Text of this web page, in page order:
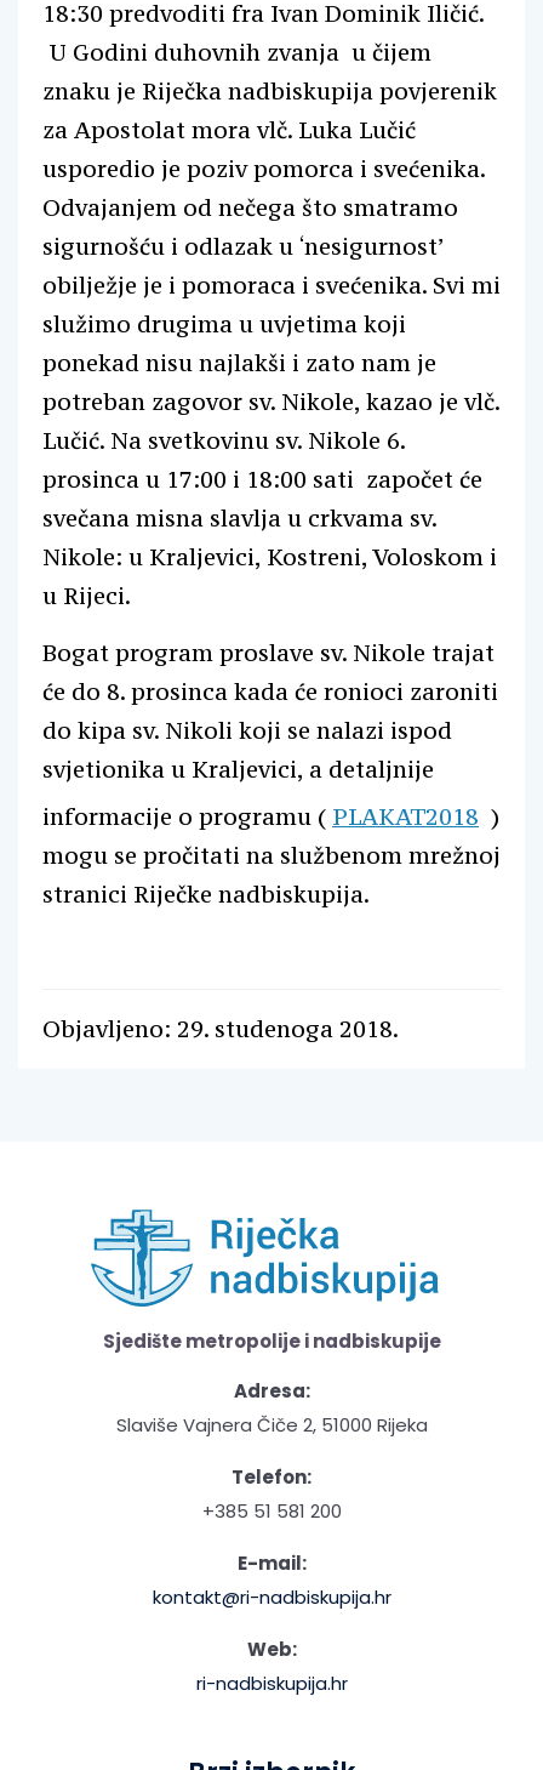
18:30 predvoditi fra Ivan Dominik Iličić.
U Godini duhovnih zvanja u čijem
znaku je Riječka nadbiskupija povjerenik
za Apostolat mora vlč. Luka Lučić
usporedio je poziv pomorca i svećenika.
Odvajanjem od nečega što smatramo
sigurnošću i odlazak u ‘nesigurnost’
obilježje je i pomoraca i svećenika. Svi mi
služimo drugima u uvjetima koji
ponekad nisu najlakši i zato nam je
potreban zagovor sv. Nikole, kazao je vlč.
Lučić. Na svetkovinu sv. Nikole 6.
prosinca u 17:00 i 18:00 sati započet će
svečana misna slavlja u crkvama sv.
Nikole: u Kraljevici, Kostreni, Voloskom i
u Rijeci.
Bogat program proslave sv. Nikole trajat
će do 8. prosinca kada će ronioci zaroniti
do kipa sv. Nikoli koji se nalazi ispod
svjetionika u Kraljevici, a detaljnije
informacije o programu ( PLAKAT2018 )
mogu se pročitati na službenom mrežnoj
stranici Riječke nadbiskupija.
Objavljeno: 29. studenoga 2018.
Sjedište metropolije i nadbiskupije
Adresa:
Slaviše Vajnera Čiče 2, 51000 Rijeka
Telefon:
+385 51 581 200
E-mail:
kontakt@ri-nadbiskupija.hr
Web:
ri-nadbiskupija.hr